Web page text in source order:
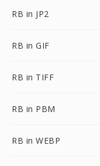
RB in JP2
RB in GIF
RB in TIFF
RB in PBM
RB in WEBP